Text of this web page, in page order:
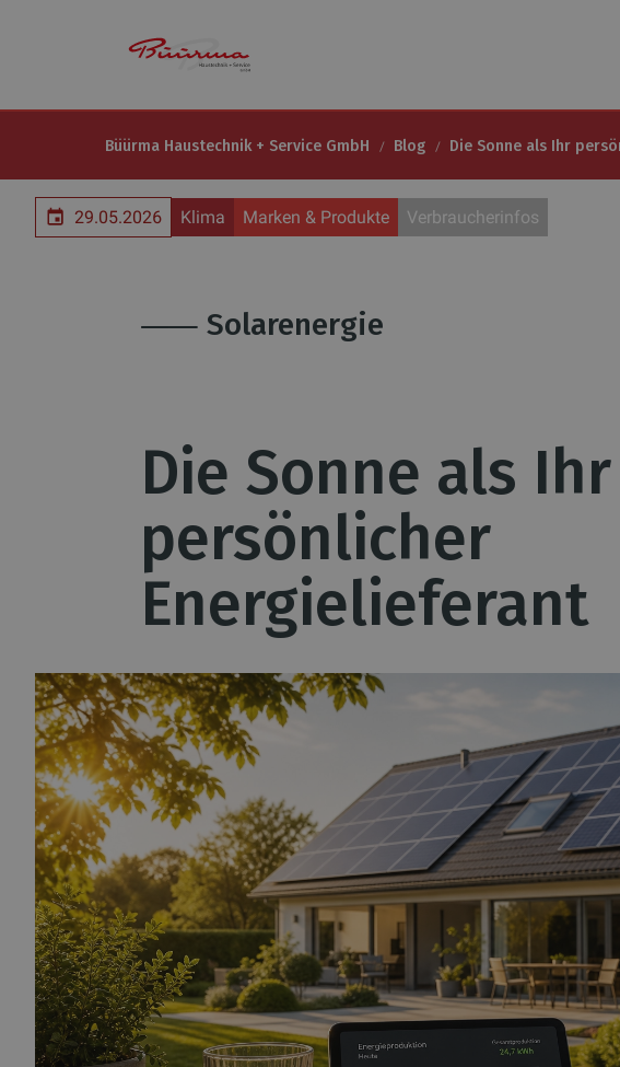
Büürma Haustechnik + Service GmbH Blog Die Sonne als Ihr
29.05.2026 Klima Marken & Produkte Verbraucherinfos
⸺ Solarenergie
Die Sonne als Ihr
persönlicher
Energielieferant